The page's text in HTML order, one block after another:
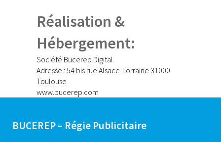
Réalisation &
Hébergement:
Société Bucerep Digital
Adresse : 54 bis rue Alsace-Lorraine 31000
Toulouse
www.bucerep.com
BUCEREP – Régie Publicitaire